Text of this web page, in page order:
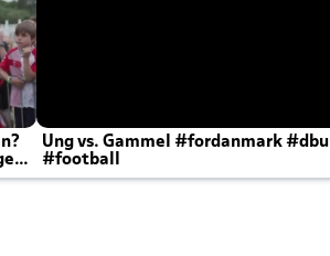
Ung vs. Gammel #fordanmark #dbu
#football